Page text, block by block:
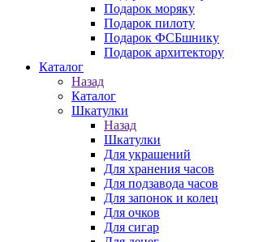
Подарок моряку
Подарок пилоту
Подарок ФСБшнику
Подарок архитектору
Каталог
Назад
Каталог
Шкатулки
Назад
Шкатулки
Для украшений
Для хранения часов
Для подзавода часов
Для запонок и колец
Для очков
Для сигар